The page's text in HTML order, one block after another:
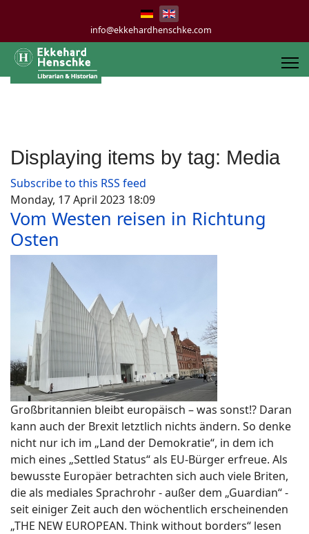
info@ekkehardhenschke.com
Displaying items by tag: Media
Subscribe to this RSS feed
Monday, 17 April 2023 18:09
Vom Westen reisen in Richtung
Osten
Großbritannien bleibt europäisch – was sonst!? Daran
kann auch der Brexit letztlich nichts ändern. So denke
nicht nur ich im „Land der Demokratie“, in dem ich
mich eines „Settled Status“ als EU-Bürger erfreue. Als
bewusste Europäer betrachten sich auch viele Briten,
die als mediales Sprachrohr - außer dem „Guardian“ -
seit einiger Zeit auch den wöchentlich erscheinenden
„THE NEW EUROPEAN. Think without borders“ lesen